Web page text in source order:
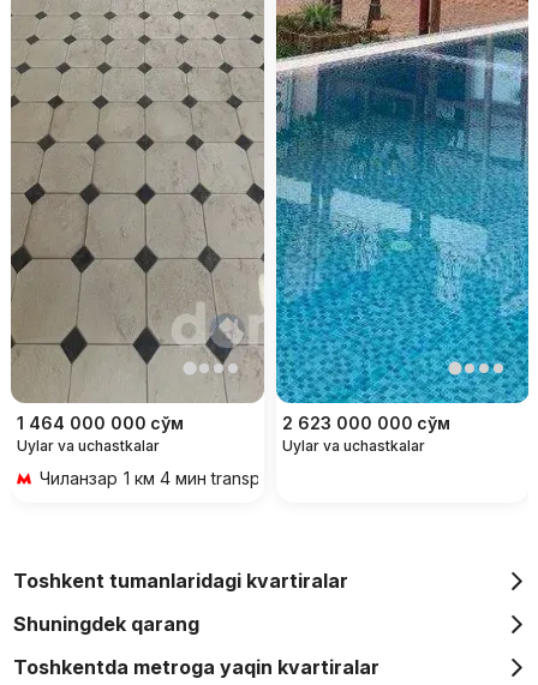
1 464 000 000 сўм
Uylar va uchastkalar
Чиланзар 1 км 4 мин transportda
2 623 000 000 сўм
Uylar va uchastkalar
Toshkent tumanlaridagi kvartiralar
Shuningdek qarang
Toshkentda metroga yaqin kvartiralar